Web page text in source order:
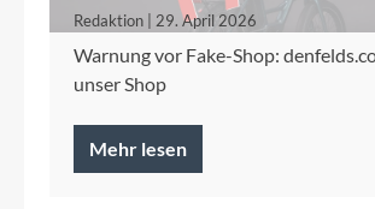
Redaktion | 29. April 2026
Warnung vor Fake-Shop:
unser Shop
Mehr lesen